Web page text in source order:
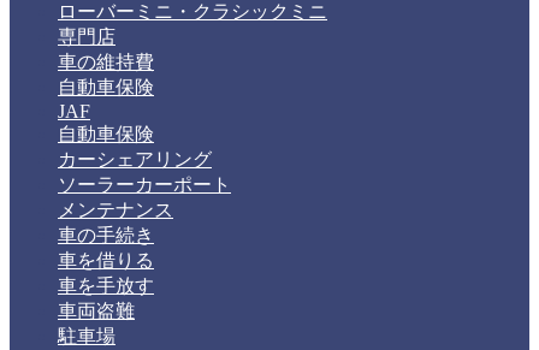
ローバーミニ・クラシックミニ
専門店
車の維持費
自動車保険
JAF
自動車保険
カーシェアリング
ソーラーカーポート
メンテナンス
車の手続き
車を借りる
車を手放す
車両盗難
駐車場